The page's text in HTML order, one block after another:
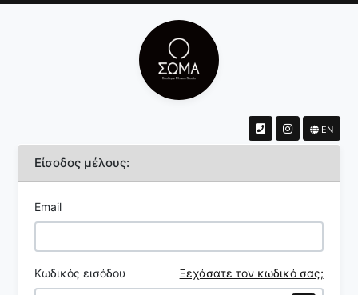
EN
Είσοδος μέλους:
Email
Κωδικός εισόδου Ξεχάσατε τον κωδικό σας;